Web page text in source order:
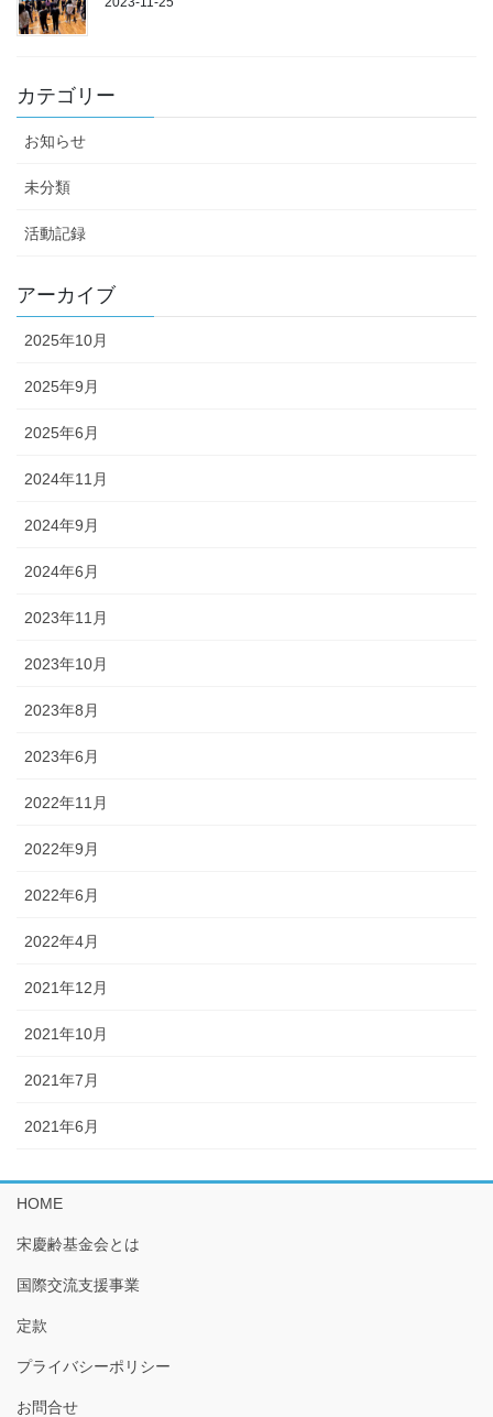
カテゴリー
お知らせ
未分類
活動記録
アーカイブ
2025年10月
2025年9月
2025年6月
2024年11月
2024年9月
2024年6月
2023年11月
2023年10月
2023年8月
2023年6月
2022年11月
2022年9月
2022年6月
2022年4月
2021年12月
2021年10月
2021年7月
2021年6月
HOME
宋慶齢基金会とは
国際交流支援事業
定款
プライバシーポリシー
お問合せ